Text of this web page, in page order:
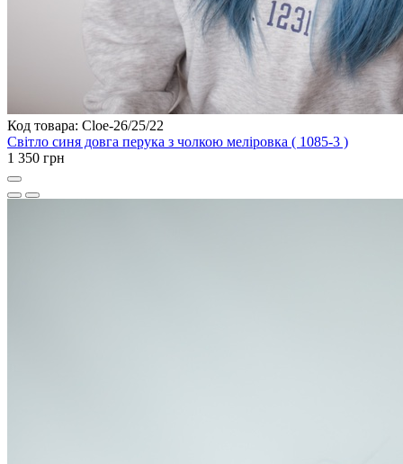
Код товара: Cloe-26/25/22
Світло синя довга перука з чолкою меліровка ( 1085-3 )
1 350 грн